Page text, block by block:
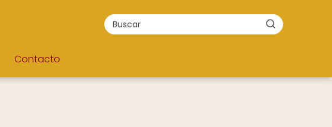
Contacto